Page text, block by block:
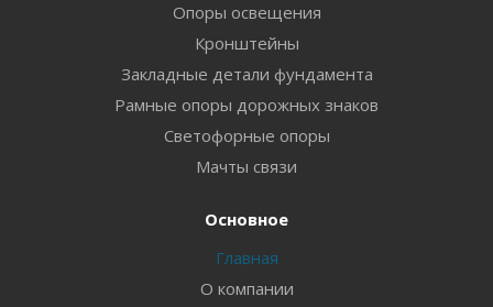
Опоры освещения
Кронштейны
Закладные детали фундамента
Рамные опоры дорожных знаков
Светофорные опоры
Мачты связи
Основное
Главная
О компании